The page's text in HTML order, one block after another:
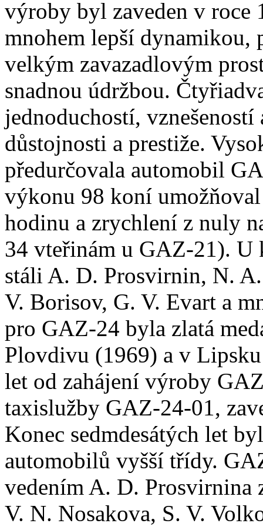
výroby byl zaveden v roce
mnohem lepší dynamikou,
velkým zavazadlovým
snadnou údržbou.
jednoduchostí,
důstojnosti a prestiže.
předurčovala automobil
výkonu 98 koní
hodinu a zrychlení z nuly
34 vteřinám u GAZ-21).
stáli A. D. Prosvirnin, N.
V. Borisov, G. V. Evart a
pro GAZ-24 byla zlatá
Plovdivu (1969) a v
let od zahájení výroby
taxislužby GAZ-24-01,
Konec sedmdesátých let
automobilů vyšší třídy.
vedením A. D. Prosvirnina
V. N. Nosakova, S. V.